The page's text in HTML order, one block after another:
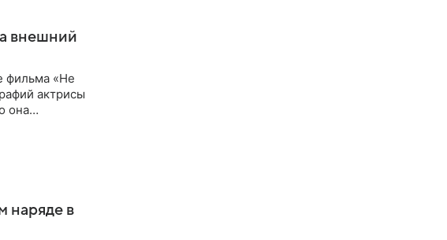
внешний
фильма «Не
актрисы
она
наряде в